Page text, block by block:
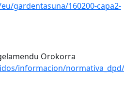
gardentasuna/160200-capa2-
Orokorra
informacion/